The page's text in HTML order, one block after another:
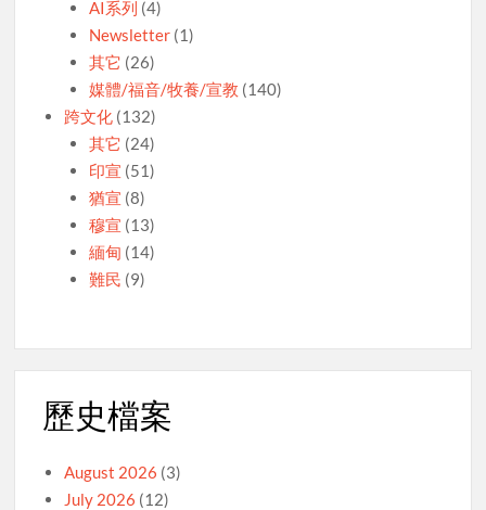
AI系列 (4)
Newsletter(1)
其它 (26)
媒體/福音/牧養/宣教 (140)
跨文化 (132)
其它 (24)
印宣 (51)
猶宣 (8)
穆宣 (13)
緬甸 (14)
難民 (9)
歷史檔案
August 2026 (3)
July 2026 (12)